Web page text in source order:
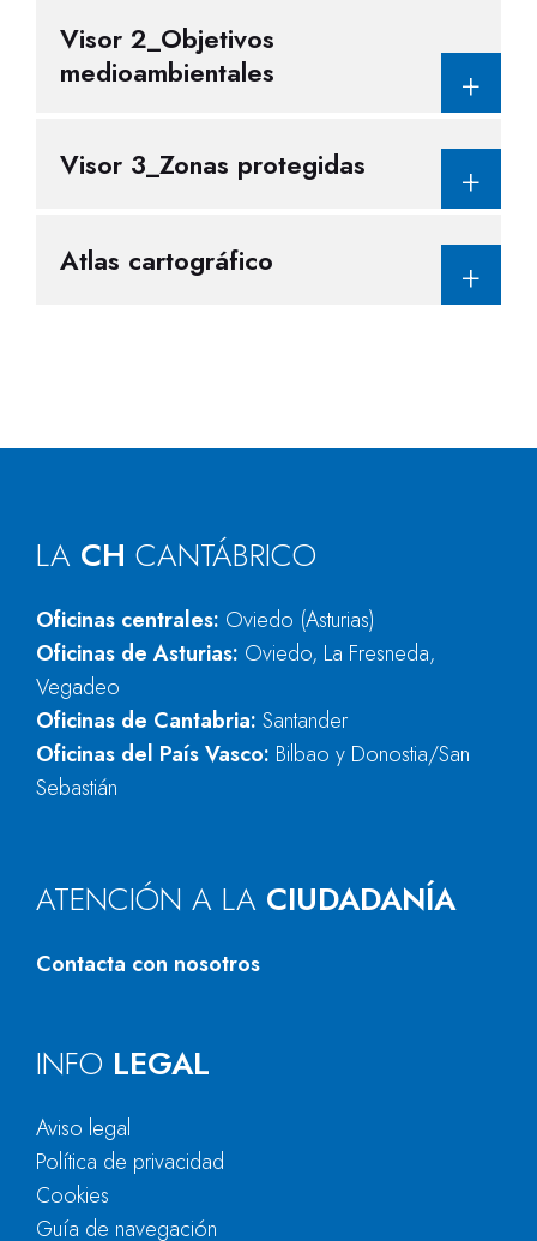
Visor 2_Objetivos
medioambientales
Visor 3_Zonas protegidas
Atlas cartográfico
LA CH CANTÁBRICO
Oficinas centrales: Oviedo (Asturias)
Oficinas de Asturias: Oviedo, La Fresneda,
Vegadeo
Oficinas de Cantabria: Santander
Oficinas del País Vasco: Bilbao y Donostia/San
Sebastián
ATENCIÓN A LA CIUDADANÍA
Contacta con nosotros
INFO LEGAL
Aviso legal
Política de privacidad
Cookies
Guía de navegación